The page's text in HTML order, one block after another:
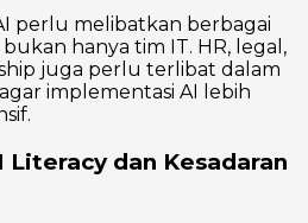
perlu melibatkan berbagai
hanya tim IT. HR, legal,
juga perlu terlibat dalam
implementasi AI lebih
dan Kesadaran